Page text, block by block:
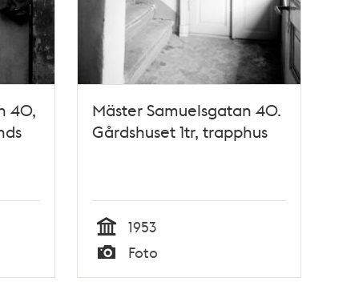
40,
Mäster Samuelsgatan 40.
Gårdshuset 1tr, trapphus
Tid
1953
Typ
Foto